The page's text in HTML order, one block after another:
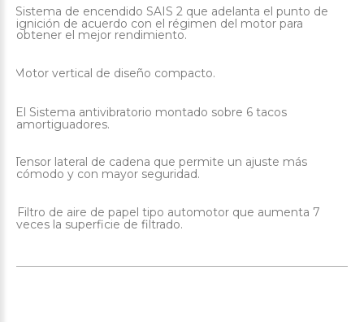
Sistema de encendido SAIS 2 que adelanta el punto de
ignición de acuerdo con el régimen del motor para
obtener el mejor rendimiento.
Motor vertical de diseño compacto.
El Sistema antivibratorio montado sobre 6 tacos
amortiguadores.
Tensor lateral de cadena que permite un ajuste más
cómodo y con mayor seguridad.
Filtro de aire de papel tipo automotor que aumenta 7
veces la superficie de filtrado.